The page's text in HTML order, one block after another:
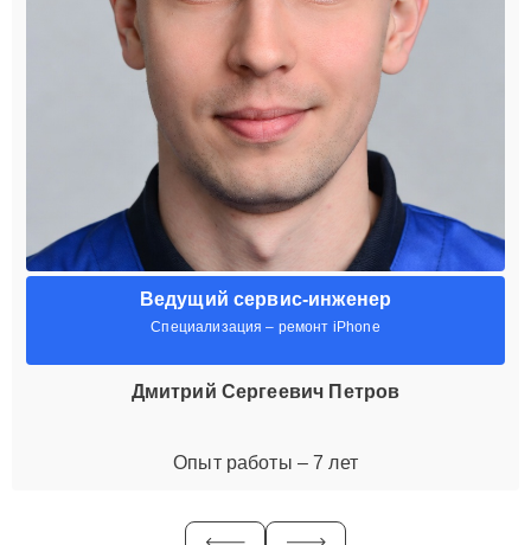
Ведущий сервис-инженер
Специализация – ремонт iPhone
Дмитрий Сергеевич Петров
Опыт работы – 7 лет